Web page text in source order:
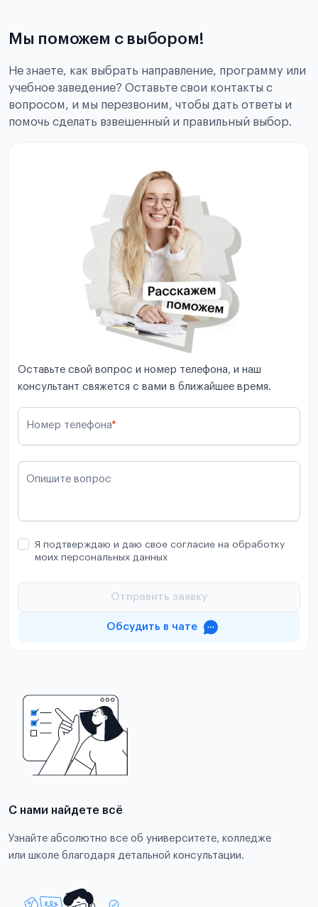
Мы поможем с выбором!
Не знаете, как выбрать направление, программу или
учебное заведение? Оставьте свои контакты с
вопросом, и мы перезвоним, чтобы дать ответы и
помочь сделать взвешенный и правильный выбор.
Оставьте свой вопрос и номер телефона, и наш
консультант свяжется с вами в ближайшее время.
Номер телефона*
Опишите вопрос
Я подтверждаю и даю свое согласие на обработку
моих персональных данных
Отправить заявку
Обсудить в чате
С нами найдете всё
Узнайте абсолютно все об университете, колледже
или школе благодаря детальной консультации.